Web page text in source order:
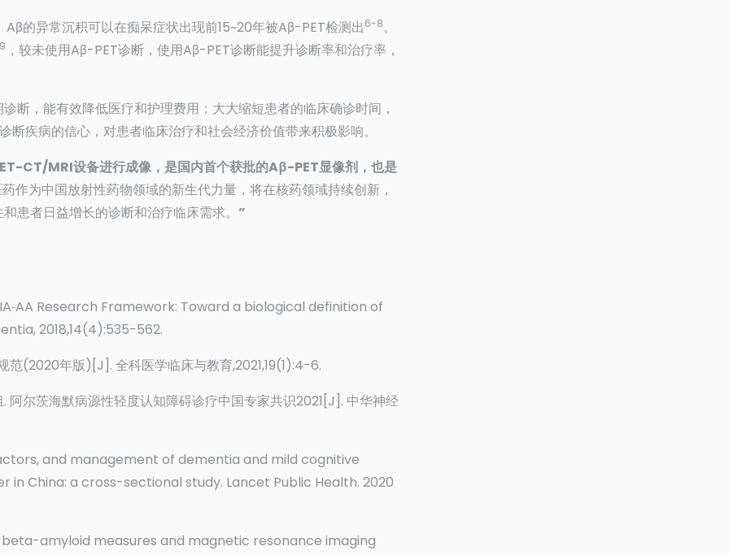
Aβ的异常沉积可以在痴呆症状出现前15~20年被Aβ-PET检测出 6-8。
9 ，较未使用Aβ-PET诊断，使用Aβ-PET诊断能提升诊断率和治疗率，
断，能有效降低医疗和护理费用；大大缩短患者的临床确诊时间，
断疾病的信心，对患者临床治疗和社会经济价值带来积极影响。
CT/MRI设备进行成像，是国内首个获批的Aβ-PET显像剂，也是
作为中国放射性药物领域的新生代力量，将在核药领域持续创新，
患者日益增长的诊断和治疗临床需求。 ”
Research Framework: Toward a biological definition of
2018,14(4):535-562.
范(2020年版)[J]. 全科医学临床与教育,2021,19(1):4-6.
阿尔茨海默病源性轻度认知障碍诊疗中国专家共识2021[J]. 中华神经
and management of dementia and mild cognitive
in China: a cross-sectional study. Lancet Public Health. 2020
beta-amyloid measures and magnetic resonance imaging